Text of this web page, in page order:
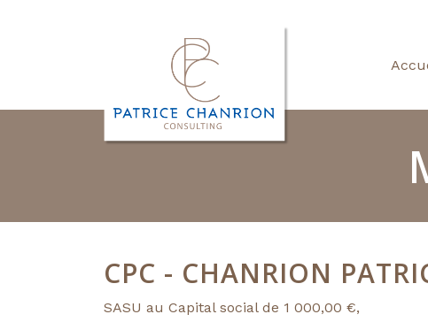
CPC - CHANRION
SASU au Capital social de 1 000,00 €,